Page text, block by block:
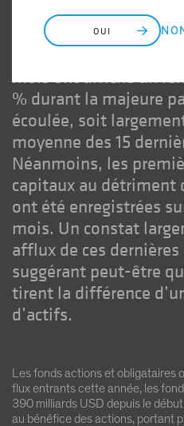
leurs liquidités, après
années d’une
mois ont affiché un
% durant la majeure
écoulée, soit
moyenne des 15
Néanmoins, les
capitaux au détriment
ont été enregistrées
mois. Un constat
afflux de ces
suggérant peut-être
tirent la différence
d’actifs.
Les fonds actions et obligataires
flux entrants cette année, les
390 milliards USD depuis le
au bénéfice des actions, portant
OUI